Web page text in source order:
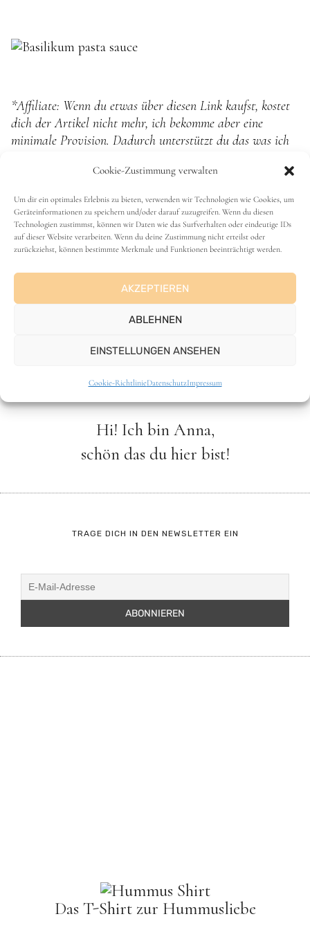
Cookie-Zustimmung verwalten
Um dir ein optimales Erlebnis zu bieten, verwenden wir Technologien wie Cookies, um
Geräteinformationen zu speichern und/oder darauf zuzugreifen. Wenn du diesen
Technologien zustimmst, können wir Daten wie das Surfverhalten oder eindeutige IDs
auf dieser Website verarbeiten. Wenn du deine Zustimmung nicht erteilst oder
zurückziehst, können bestimmte Merkmale und Funktionen beeinträchtigt werden.
AKZEPTIEREN
ABLEHNEN
EINSTELLUNGEN ANSEHEN
Cookie-RichtlinieDatenschutzImpressum
*Affiliate: Wenn du etwas über diesen Link kaufst, kostet
dich der Artikel nicht mehr, ich bekomme aber eine
minimale Provision. Dadurch unterstützt du das was ich
Klicke einfach auf die Sterne
Bewertungen:153
Hi! Ich bin Anna,
schön das du hier bist!
TRAGE DICH IN DEN NEWSLETTER EIN
Das T-Shirt zur Hummusliebe